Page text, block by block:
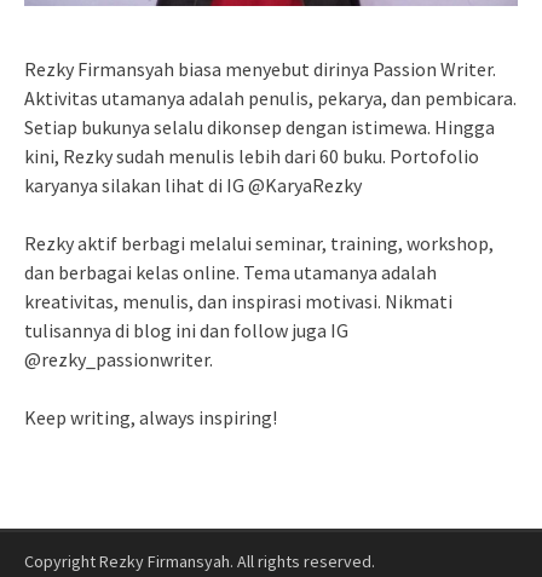
Rezky Firmansyah biasa menyebut dirinya Passion Writer.
Aktivitas utamanya adalah penulis, pekarya, dan pembicara.
Setiap bukunya selalu dikonsep dengan istimewa. Hingga
kini, Rezky sudah menulis lebih dari 60 buku. Portofolio
karyanya silakan lihat di IG @KaryaRezky
Rezky aktif berbagi melalui seminar, training, workshop,
dan berbagai kelas online. Tema utamanya adalah
kreativitas, menulis, dan inspirasi motivasi. Nikmati
tulisannya di blog ini dan follow juga IG
@rezky_passionwriter.
Keep writing, always inspiring!
Copyright Rezky Firmansyah. All rights reserved.